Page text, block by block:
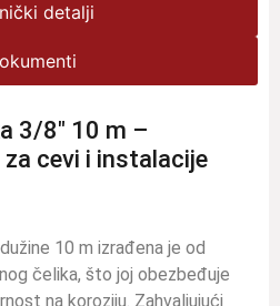
detalji
3/8″ 10 m –
cevi i instalacije
10 m izrađena je od
čelika, što joj obezbeđuje
na koroziju. Zahvaljujući